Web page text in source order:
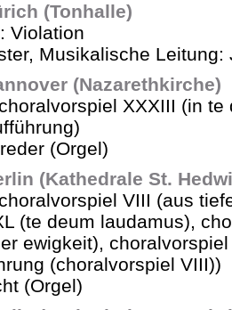
(Tonhalle)
Violation
Musikalische Leitung:
(Nazarethkirche)
XXXIII (in te
(Orgel)
(Kathedrale St.
VIII (aus
(te deum laudamus),
ewigkeit),
(choralvorspiel VIII))
(Orgel)